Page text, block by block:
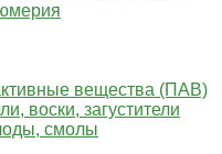
вещества (ПАВ)
воски, загустители
смолы